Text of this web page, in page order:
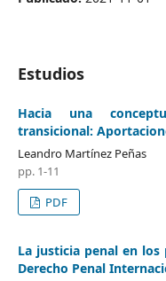
Estudios
Hacia una
transicional:
Leandro Martínez Peñas
pp. 1-11
PDF
La justicia penal en los
Derecho Penal